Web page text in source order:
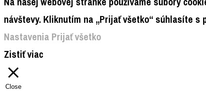
návštevy. Kliknutím na „Prijať všetko“ súhlasíte s
Nastavenia Prijať všetko
Zistiť viac
Close